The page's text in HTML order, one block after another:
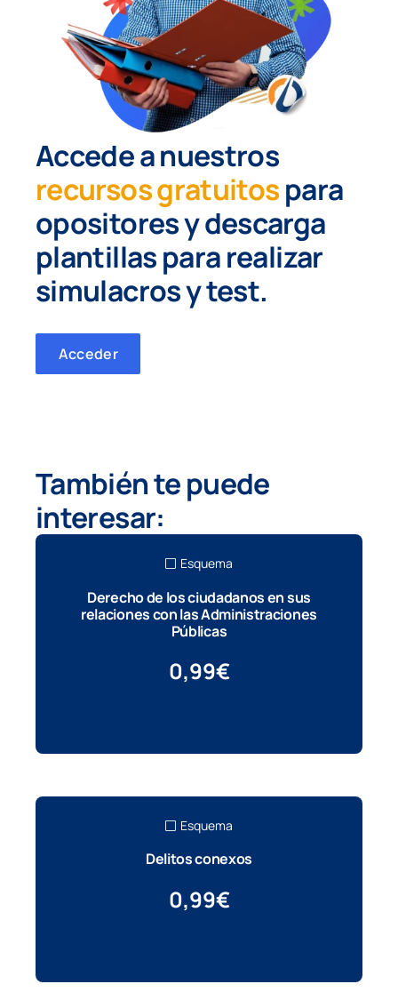
Accede a nuestros
recursos gratuitospara
opositores ydescarga
plantillas para realizar
simulacros y test.
Acceder
También te puede
interesar:
Esquema
Derecho de los ciudadanos en sus
relaciones con las Administraciones
Públicas
0,99€
Esquema
Delitos conexos
0,99€